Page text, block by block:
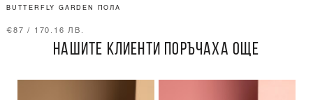
BUTTERFLY GARDEN ПОЛА
€87 / 170.16 ЛВ.
НАШИТЕ КЛИЕНТИ ПОРЪЧАХА ОЩЕ